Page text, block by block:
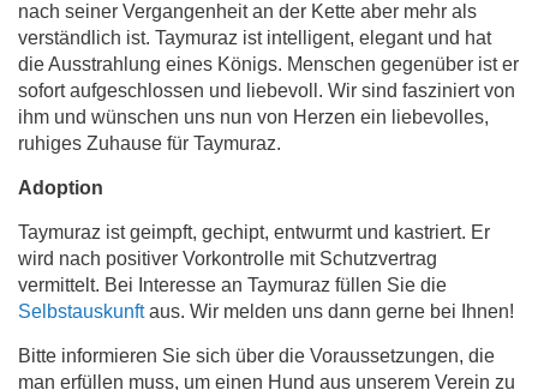
nach seiner Vergangenheit an der Kette aber mehr als
verständlich ist. Taymuraz ist intelligent, elegant und hat
die Ausstrahlung eines Königs. Menschen gegenüber ist er
sofort aufgeschlossen und liebevoll. Wir sind fasziniert von
ihm und wünschen uns nun von Herzen ein liebevolles,
ruhiges Zuhause für Taymuraz.
Adoption
Taymuraz ist geimpft, gechipt, entwurmt und kastriert. Er
wird nach positiver Vorkontrolle mit Schutzvertrag
vermittelt. Bei Interesse an Taymuraz füllen Sie die
Selbstauskunftaus. Wir melden uns dann gerne bei Ihnen!
Bitte informieren Sie sich über die Voraussetzungen, die
man erfüllen muss, um einen Hund aus unserem Verein zu